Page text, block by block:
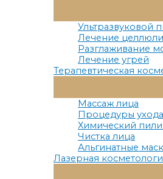
Ультразвуковой
Лечение
Разглаживание
Лечение угрей
Терапевтическая
Массаж лица
Процедуры ухода
Химический
Чистка лица
Альгинатные
Лазерная